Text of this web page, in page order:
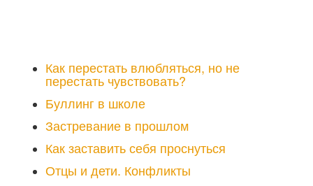
Как перестать влюбляться, но не
перестать чувствовать?
Буллинг в школе
Застревание в прошлом
Как заставить себя проснуться
Отцы и дети. Конфликты